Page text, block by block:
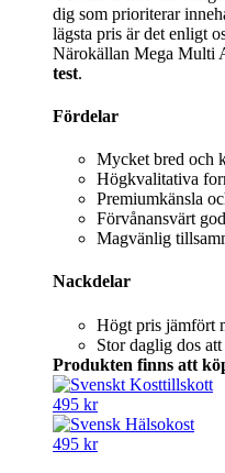
dig som prioriterar
lägsta pris är det enligt
Närokällan Mega Multi
test.
Fördelar
Mycket bred och
Högkvalitativa
Premiumkänsla
Förvånansvärt
Magvänlig
Nackdelar
Högt pris jämfört
Stor daglig dos
Produkten finns att
495 kr
495 kr